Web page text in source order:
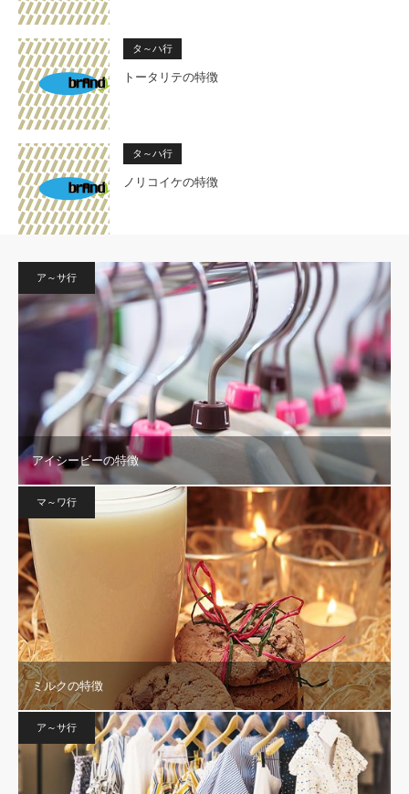
タ～ハ行
トータリテの特徴
タ～ハ行
ノリコイケの特徴
ア～サ行
アイシービーの特徴
マ～ワ行
ミルクの特徴
ア～サ行